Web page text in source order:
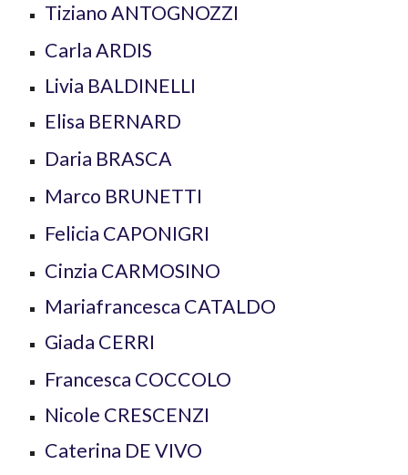
TizianoANTOGNOZZI
CarlaARDIS
Livia BALDINELLI
Elisa BERNARD
Daria BRASCA
Marco BRUNETTI
Felicia CAPONIGRI
Cinzia CARMOSINO
Mariafrancesca CATALDO
Giada CERRI
Francesca COCCOLO
Nicole CRESCENZI
Caterina DE VIVO